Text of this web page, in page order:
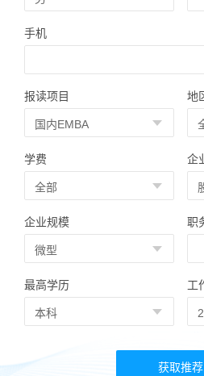
手机
报读项目 地
学费 企
企业规模 职
最高学历 工